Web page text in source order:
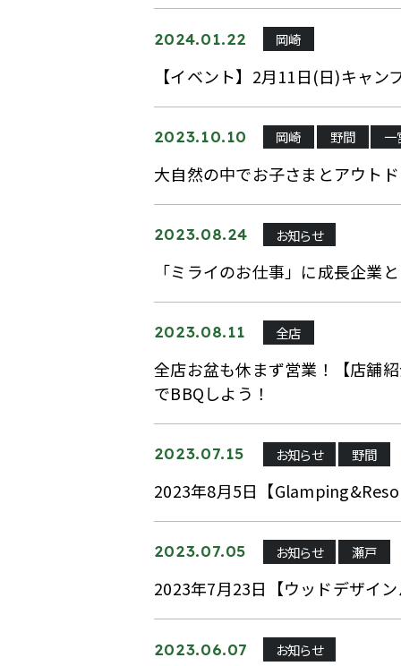
2024.01.22 岡崎
【イベント】2月11日(日)キャ
2023.10.10 岡崎 野間 一
大自然の中でお子さまとアウト
2023.08.24 お知らせ
「ミライのお仕事」に成長企業
2023.08.11 全店
全店お盆も休まず営業！【店舗
でBBQしよう！
2023.07.15 お知らせ 野間
2023年8月5日【
2023.07.05 お知らせ 瀬戸
2023年7月23日【ウッドデザイ
2023.06.07 お知らせ